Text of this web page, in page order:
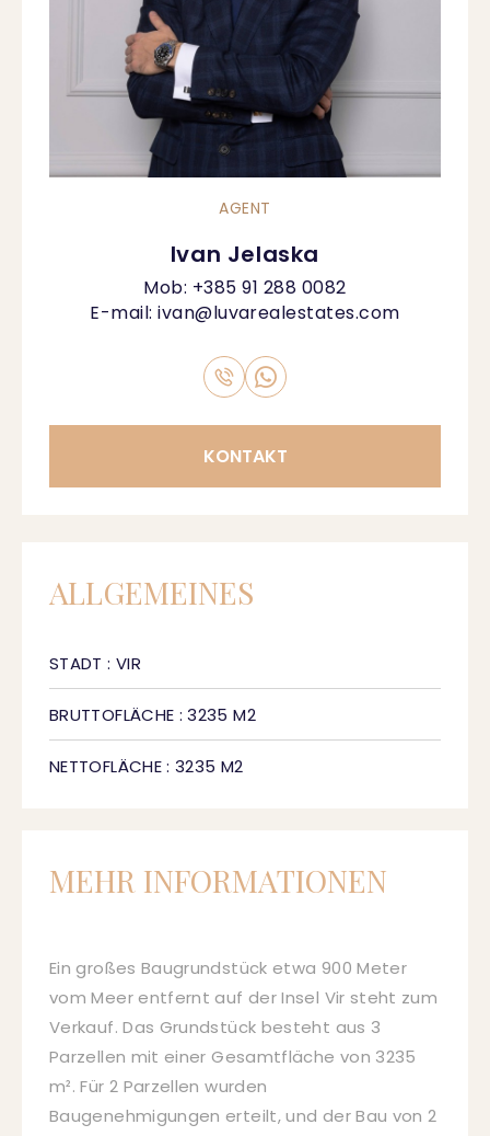
AGENT
Ivan Jelaska
Mob: +385 91 288 0082
E-mail:ivan@luvarealestates.com
KONTAKT
ALLGEMEINES
STADT : VIR
BRUTTOFLÄCHE : 3235 M2
NETTOFLÄCHE : 3235 M2
MEHR INFORMATIONEN
Ein großes Baugrundstück etwa 900 Meter
vom Meer entfernt auf der Insel Vir steht zum
Verkauf. Das Grundstück besteht aus 3
Parzellen mit einer Gesamtfläche von 3235
m². Für 2 Parzellen wurden
Baugenehmigungen erteilt, und der Bau von 2